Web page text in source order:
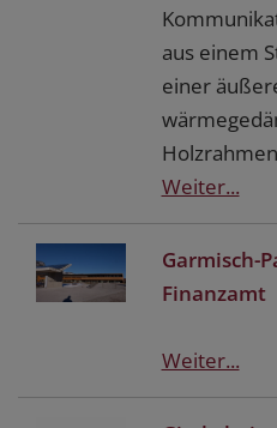
aus einem
einer
Weiter...
Garmisch-
Finanzamt
Weiter...